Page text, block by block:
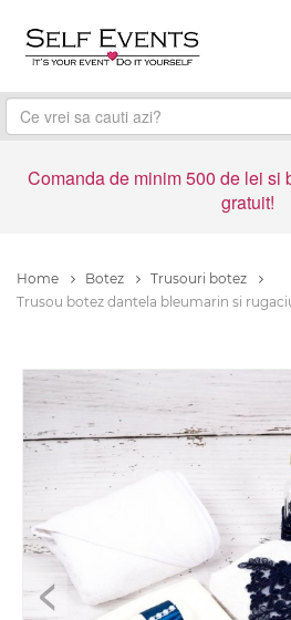
Comanda de minim 500 de lei si
gratuit!
Home Botez
Trusouri botez
Trusou botez dantela bleumarin si
<